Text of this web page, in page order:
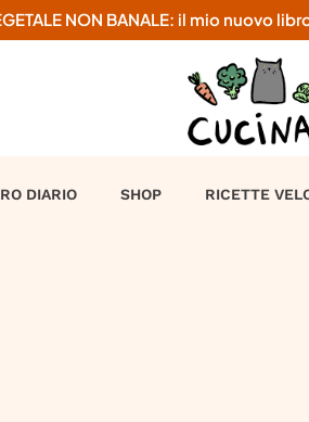
NON BANALE: il mio nuovo
DIARIO SHOP RICETTE